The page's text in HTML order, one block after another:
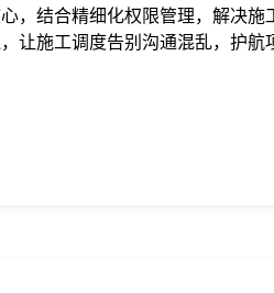
，结合精细化权限管理，解决
让施工调度告别沟通混乱，护航